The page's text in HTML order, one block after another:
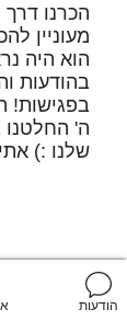
הודעות
הכרנו
מעוניין
הוא היה
בהודעות
בפגישות!
ה' החלטנו
שלנו :)